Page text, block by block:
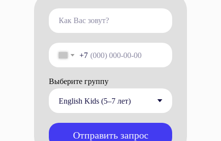
+7
Выберите группу
Отправить запрос